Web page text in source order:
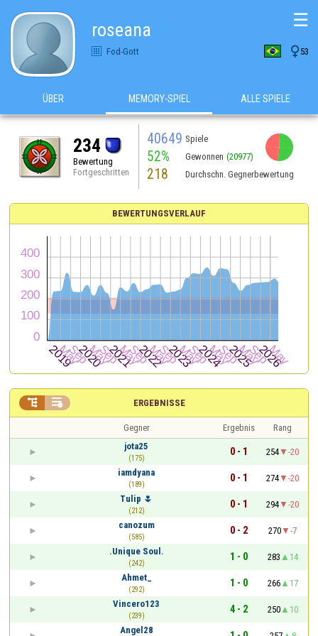
roseana
Fod-Gott  53
☰
ÜBER MEMORY-SPIEL ALLE SPIELE
234
Bewertung
Fortgeschritten
40649 Spiele
52% Gewonnen (20977)
218 Durchschn. Gegnerbewertung
BEWERTUNGSVERLAUF
ERGEBNISSE
 
Gegner Ergebnis
Rang
jota25
(175)
0 - 1 254
-20
iamdyana
(189)
0 - 1 274
-20
Tulip 🌷
(212)
0 - 1 294
-20
canozum
(585)
0 - 2 270
-7
.Unique Soul.
(242)
1 - 0 283
14
Ahmet_
(292)
1 - 0 266
17
Vincero123
(239)
4 - 2 250
10
Angel28